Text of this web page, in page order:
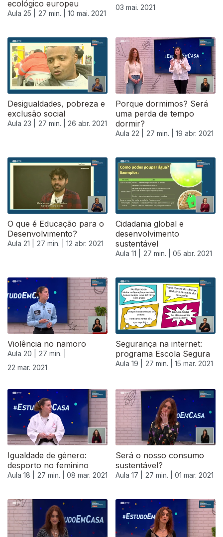
ecológico europeu
Aula 25 | 27 min. | 10 mai. 2021
03 mai. 2021
Desigualdades, pobreza e
exclusão social
Aula 23 | 27 min. | 26 abr. 2021
Porque dormimos? Será
uma perda de tempo
dormir?
Aula 22 | 27 min. | 19 abr. 2021
538168
O que é Educação para o
Desenvolvimento?
Aula 21 | 27 min. | 12 abr. 2021
Cidadania global e
desenvolvimento
sustentável
Aula 11 | 27 min. | 05 abr. 2021
Violência no namoro
Aula 20 |
27 min. |
22 mar. 2021
Segurança na internet:
programa Escola Segura
Aula 19 | 27 min. | 15 mar. 2021
Igualdade de género:
desporto no feminino
Aula 18 | 27 min. | 08 mar. 2021
Será o nosso consumo
sustentável?
Aula 17 | 27 min. | 01 mar. 2021